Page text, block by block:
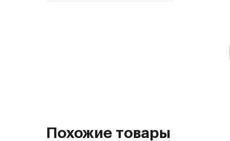
Похожие товары